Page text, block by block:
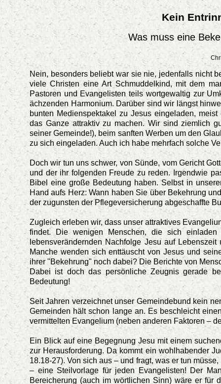
Kein
Was muss eine
Nein, besonders beliebt war sie nie, jedenfalls nicht
viele Christen eine Art Schmuddelkind, mit dem
Pastoren und Evangelisten teils wortgewaltig zur
ächzenden Harmonium. Darüber sind wir längst
bunten Medienspektakel zu Jesus eingeladen,
das Ganze attraktiv zu machen. Wir sind ziemlich
seiner Gemeinde!), beim sanften Werben um den
zu sich eingeladen. Auch ich habe mehrfach solche
Doch wir tun uns schwer, von Sünde, vom Gericht
und der ihr folgenden Freude zu reden. Irgendwie
Bibel eine große Bedeutung haben. Selbst in
Hand aufs Herz: Wann haben Sie über Bekehrung
der zugunsten der Pflegeversicherung abgeschaffte
Zugleich erleben wir, dass unser attraktives
findet. Die wenigen Menschen, die sich
lebensverändernden Nachfolge Jesu auf
Manche wenden sich enttäuscht von Jesus und
ihrer "Bekehrung" noch dabei? Die Berichte von
Dabei ist doch das persönliche Zeugnis gerade
Bedeutung!
Seit Jahren verzeichnet unser Gemeindebund kein
Gemeinden hält schon lange an. Es beschleicht
vermittelten Evangelium (neben anderen Faktoren –
Ein Blick auf eine Begegnung Jesu mit einem
zur Herausforderung. Da kommt ein wohlhabender
18.18-27). Von sich aus – und fragt, was er tun
– eine Steilvorlage für jeden Evangelisten! Der
Bereicherung (auch im wörtlichen Sinn) wäre er für